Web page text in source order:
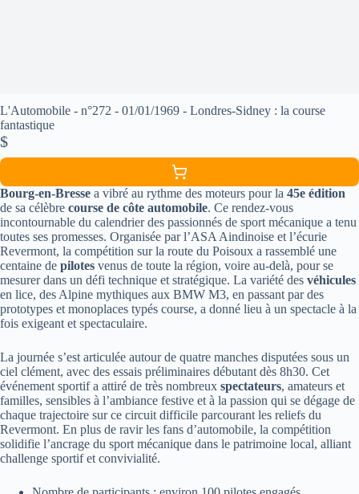
L'Automobile - n°272 - 01/01/1969 - Londres-Sidney : la course
fantastique
$
Bourg-en-Bresse a vibré au rythme des moteurs pour la 45e édition
de sa célèbre course de côte automobile. Ce rendez-vous
incontournable du calendrier des passionnés de sport mécanique a tenu
toutes ses promesses. Organisée par l’ASA Aindinoise et l’écurie
Revermont, la compétition sur la route du Poisoux a rassemblé une
centaine de pilotes venus de toute la région, voire au-delà, pour se
mesurer dans un défi technique et stratégique. La variété des véhicules
en lice, des Alpine mythiques aux BMW M3, en passant par des
prototypes et monoplaces typés course, a donné lieu à un spectacle à la
fois exigeant et spectaculaire.
La journée s’est articulée autour de quatre manches disputées sous un
ciel clément, avec des essais préliminaires débutant dès 8h30. Cet
événement sportif a attiré de très nombreux spectateurs, amateurs et
familles, sensibles à l’ambiance festive et à la passion qui se dégage de
chaque trajectoire sur ce circuit difficile parcourant les reliefs du
Revermont. En plus de ravir les fans d’automobile, la compétition
solidifie l’ancrage du sport mécanique dans le patrimoine local, alliant
challenge sportif et convivialité.